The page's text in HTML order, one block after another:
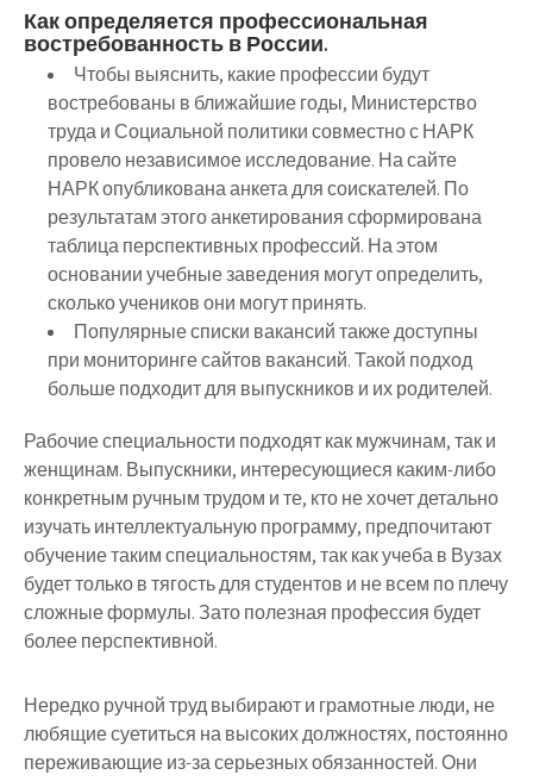
Как определяется профессиональная
востребованность в России.
Чтобы выяснить, какие профессии будут
востребованы в ближайшие годы, Министерство
труда и Социальной политики совместно с НАРК
провело независимое исследование. На сайте
НАРК опубликована анкета для соискателей. По
результатам этого анкетирования сформирована
таблица перспективных профессий. На этом
основании учебные заведения могут определить,
сколько учеников они могут принять.
Популярные списки вакансий также доступны
при мониторинге сайтов вакансий. Такой подход
больше подходит для выпускников и их родителей.
Рабочие специальности подходят как мужчинам, так и
женщинам. Выпускники, интересующиеся каким-либо
конкретным ручным трудом и те, кто не хочет детально
изучать интеллектуальную программу, предпочитают
обучение таким специальностям, так как учеба в Вузах
будет только в тягость для студентов и не всем по плечу
сложные формулы. Зато полезная профессия будет
более перспективной.
Нередко ручной труд выбирают и грамотные люди, не
любящие суетиться на высоких должностях, постоянно
переживающие из-за серьезных обязанностей. Они